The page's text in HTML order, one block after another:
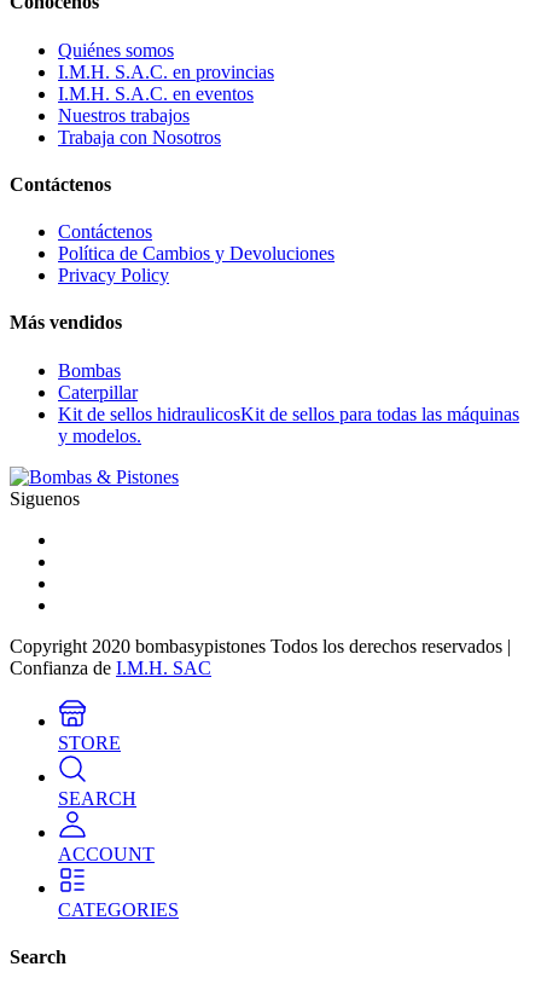
Quiénes somos
I.M.H. S.A.C. en provincias
I.M.H. S.A.C. en eventos
Nuestros trabajos
Trabaja con Nosotros
Contáctenos
Contáctenos
Política de Cambios y Devoluciones
Privacy Policy
Más vendidos
Bombas
Caterpillar
Kit de sellos hidraulicosKit de sellos para todas las máquinas
y modelos.
Siguenos
Copyright 2020 bombasypistones Todos los derechos reservados |
Confianza de I.M.H. SAC
STORE
SEARCH
ACCOUNT
CATEGORIES
Search